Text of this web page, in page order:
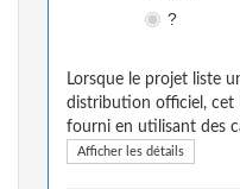
?
Lorsque le projet liste
distribution officiel, cet
fourni en utilisant des
Afficher les détails